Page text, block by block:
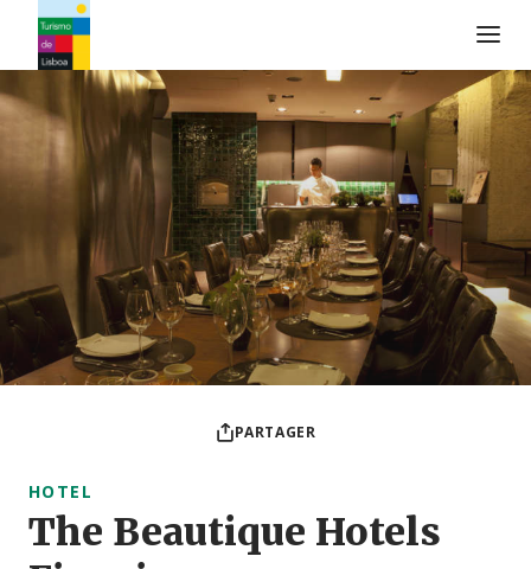
Logo de Turismo de Lisboa
PARTAGER
HOTEL
The Beautique Hotels